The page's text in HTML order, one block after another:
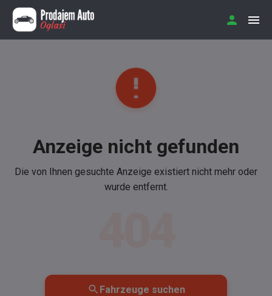
Anzeige nicht gefunden
Die von Ihnen gesuchte Anzeige existiert nicht mehr oder
wurde entfernt.
Fahrzeuge suchen